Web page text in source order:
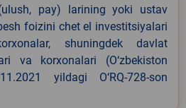
pay) larining yoki ustav
foizini chet el investitsiyalari
shuningdek davlat
va korxonalari (O‘zbekiston
yildagi O‘RQ-728-son